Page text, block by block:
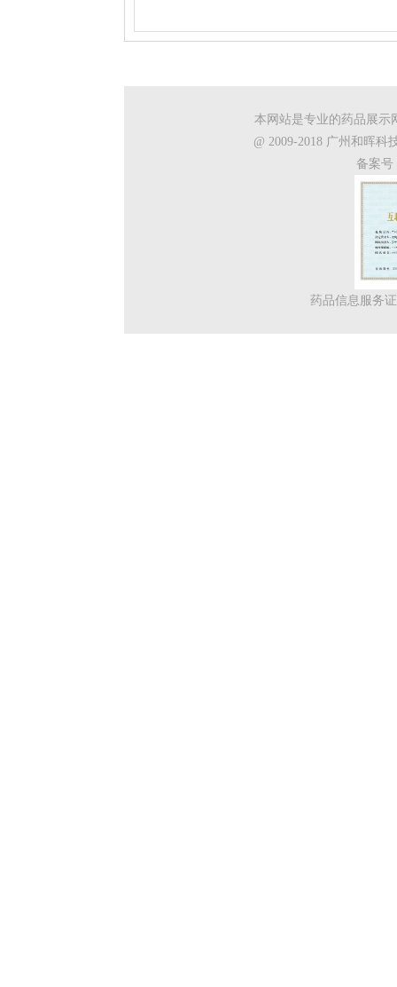
本网站是专业的药品展示
@ 2009-2018 广州和晖
备案号
药品信息服务